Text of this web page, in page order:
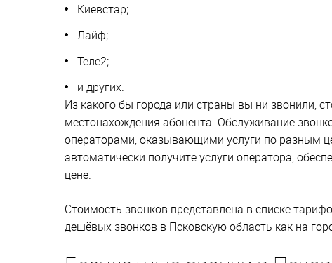
Киевстар;
Лайф;
Теле2;
и других.
Из какого бы города или страны вы ни звонили,
местонахождения абонента. Обслуживание
операторами, оказывающими услуги по разным
автоматически получите услуги оператора,
цене.
Стоимость звонков представлена в списке
дешёвых звонков в Псковскую область как на